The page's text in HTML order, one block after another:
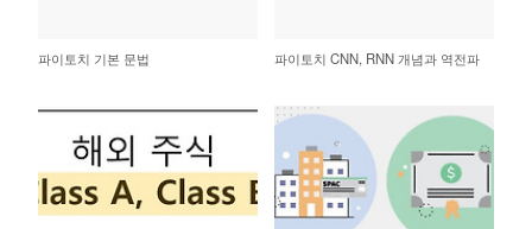
파이토치 기본 문법 파이토치 CNN, RNN 개념과 역전파